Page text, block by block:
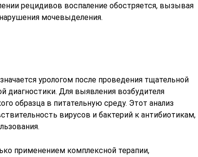
рецидивов воспаление обостряется, вызывая
мочевыделения.
урологом после проведения тщательной
диагностики. Для выявления возбудителя
образца в питательную среду. Этот анализ
вирусов и бактерий к антибиотикам,
применением комплексной терапии,